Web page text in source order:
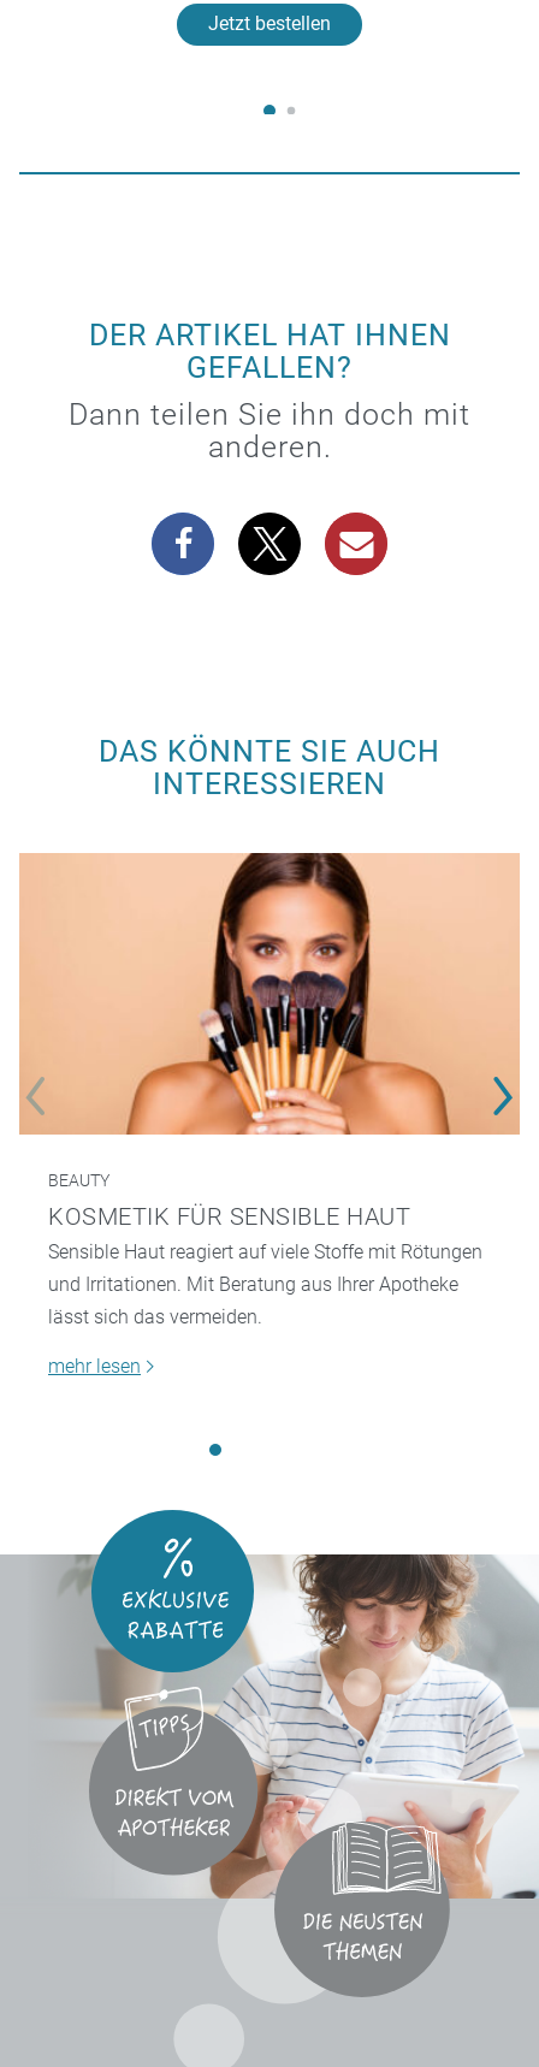
Jetzt bestellen
DER ARTIKEL HAT IHNEN
GEFALLEN?
Dann teilen Sie ihn doch mit
anderen.
DAS KÖNNTE SIE AUCH
INTERESSIEREN
BEAUTY
KOSMETIK FÜR SENSIBLE HAUT
Sensible Haut reagiert auf viele Stoffe mit Rötungen
und Irritationen. Mit Beratung aus Ihrer Apotheke
lässt sich das vermeiden.
mehr lesen